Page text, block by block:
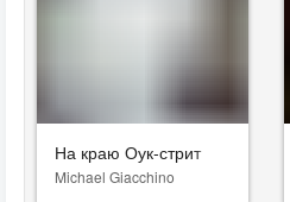
На краю Оук-стрит
Michael Giacchino